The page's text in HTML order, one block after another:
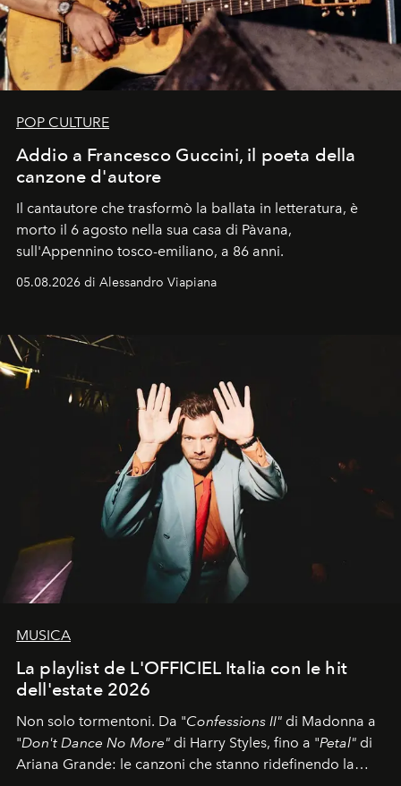
POP CULTURE
Addio a Francesco Guccini, il poeta della
canzone d'autore
Il cantautore che trasformò la ballata in letteratura, è
morto il 6 agosto nella sua casa di Pàvana,
sull'Appennino tosco-emiliano, a 86 anni.
05.08.2026 di Alessandro Viapiana
MUSICA
La playlist de L'OFFICIEL Italia con le hit
dell'estate 2026
Non solo tormentoni. Da "Confessions II" di Madonna a
"Don't Dance No More" di Harry Styles, fino a "Petal" di
Ariana Grande: le canzoni che stanno ridefinendo la